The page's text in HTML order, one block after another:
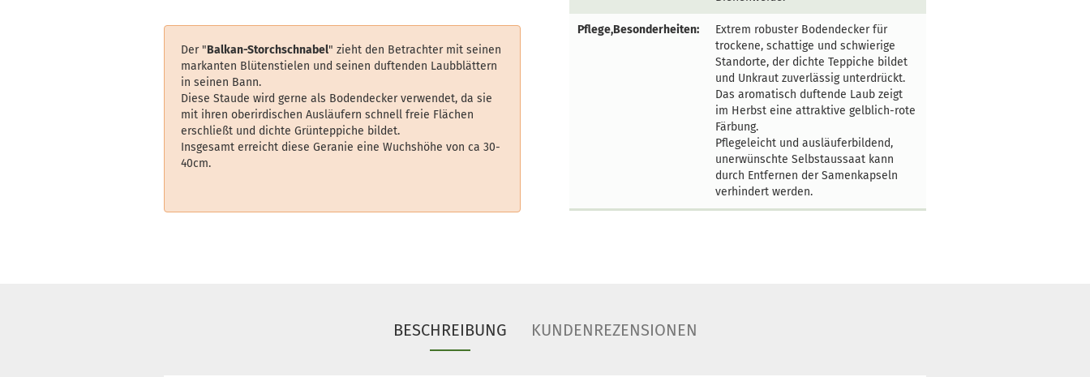
Der "Balkan-Storchschnabel" zieht den Betrachter mit seinen
markanten Blütenstielen und seinen duftenden Laubblättern
in seinen Bann.
Diese Staude wird gerne als Bodendecker verwendet, da sie
mit ihren oberirdischen Ausläufern schnell freie Flächen
erschließt und dichte Grünteppiche bildet.
Insgesamt erreicht diese Geranie eine Wuchshöhe von ca 30-
40cm.
Pflege,Besonderheiten:
Extrem robuster Bodendecker für
trockene, schattige und schwierige
Standorte, der dichte Teppiche bildet
und Unkraut zuverlässig unterdrückt.
Das aromatisch duftende Laub zeigt
im Herbst eine attraktive gelblich-rote
Färbung.
Pflegeleicht und ausläuferbildend,
unerwünschte Selbstaussaat kann
durch Entfernen der Samenkapseln
verhindert werden.
BESCHREIBUNG KUNDENREZENSIONEN